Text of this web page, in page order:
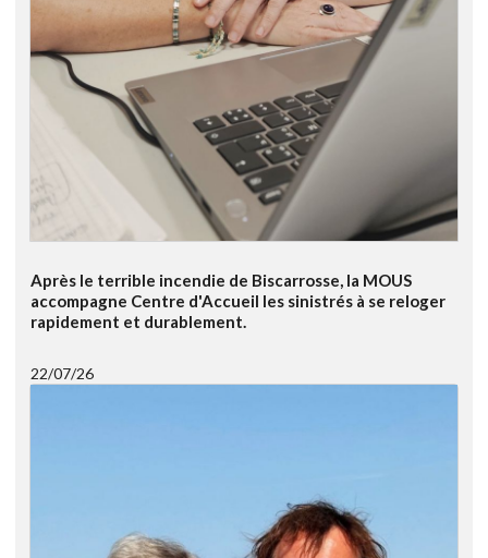
Après le terrible incendie de Biscarrosse, la MOUS
accompagne Centre d'Accueil les sinistrés à se reloger
rapidement et durablement.
22/07/26